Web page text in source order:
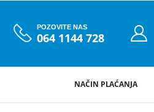
POZOVITE NAS
064 1144 728
NAČIN PLAĆANJA